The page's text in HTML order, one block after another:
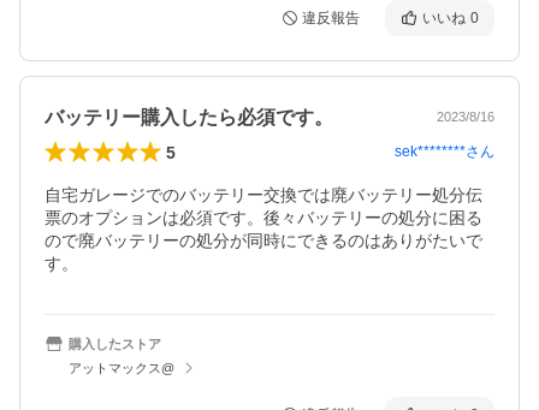
違反報告 いいね 0
バッテリー購入したら必須です。 2023/8/16
5 sek********さん
自宅ガレージでのバッテリー交換では廃バッテリー処分伝
票のオプションは必須です。後々バッテリーの処分に困る
ので廃バッテリーの処分が同時にできるのはありがたいで
す。
購入したストア
アットマックス@